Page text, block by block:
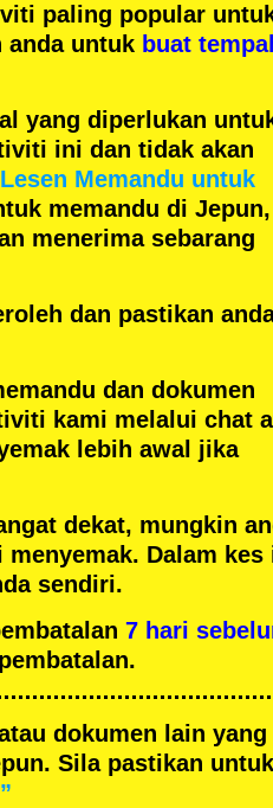
paling popular
anda untuk buat
yang diperlukan
ini dan tidak akan
Memandu untuk
memandu di Jepun,
menerima sebarang
dan pastikan
dan dokumen
kami melalui chat
lebih awal jika
dekat, mungkin
Dalam kes
sendiri.
7 hari
dokumen lain yang
Sila pastikan untuk